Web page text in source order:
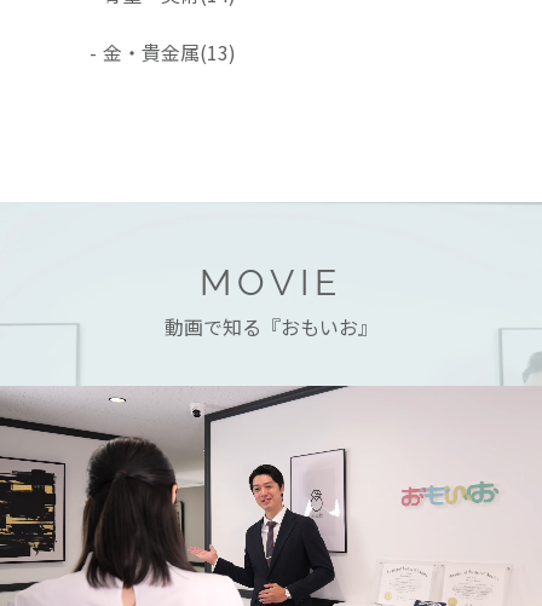
- 金・貴金属(13)
MOVIE
動画で知る『おもいお』